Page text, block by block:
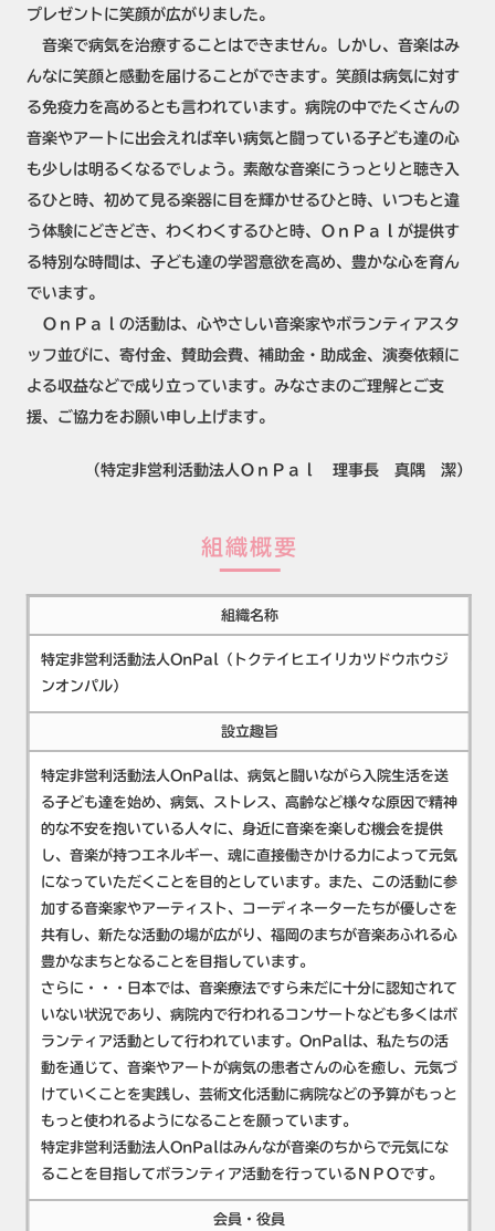
プレゼントに笑顔が広がりました。
音楽で病気を治療することはできません。しかし、音楽はみ
んなに笑顔と感動を届けることができます。笑顔は病気に対す
る免疫力を高めるとも言われています。病院の中でたくさんの
音楽やアートに出会えれば辛い病気と闘っている子ども達の心
も少しは明るくなるでしょう。素敵な音楽にうっとりと聴き入
るひと時、初めて見る楽器に目を輝かせるひと時、いつもと違
う体験にどきどき、わくわくするひと時、ＯｎＰａｌが提供す
る特別な時間は、子ども達の学習意欲を高め、豊かな心を育ん
でいます。
ＯｎＰａｌの活動は、心やさしい音楽家やボランティアスタ
ッフ並びに、寄付金、賛助会費、補助金・助成金、演奏依頼に
よる収益などで成り立っています。みなさまのご理解とご支
援、ご協力をお願い申し上げます。
（特定非営利活動法人ＯｎＰａｌ 理事長 真隅 潔）
組織概要
組織名称
特定非営利活動法人OnPal（トクテイヒエイリカツドウホウジ
ンオンパル）
設立趣旨
特定非営利活動法人OnPalは、病気と闘いながら入院生活を送
る子ども達を始め、病気、ストレス、高齢など様々な原因で精神
的な不安を抱いている人々に、身近に音楽を楽しむ機会を提供
し、音楽が持つエネルギー、魂に直接働きかける力によって元気
になっていただくことを目的としています。また、この活動に参
加する音楽家やアーティスト、コーディネーターたちが優しさを
共有し、新たな活動の場が広がり、福岡のまちが音楽あふれる心
豊かなまちとなることを目指しています。
さらに・・・日本では、音楽療法ですら未だに十分に認知されて
いない状況であり、病院内で行われるコンサートなども多くはボ
ランティア活動として行われています。OnPalは、私たちの活
動を通じて、音楽やアートが病気の患者さんの心を癒し、元気づ
けていくことを実践し、芸術文化活動に病院などの予算がもっと
もっと使われるようになることを願っています。
特定非営利活動法人OnPalはみんなが音楽のちからで元気にな
ることを目指してボランティア活動を行っているＮＰＯです。
会員・役員